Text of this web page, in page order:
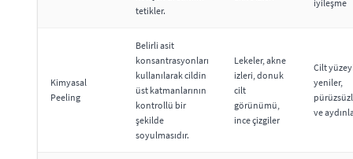
tetikler.
iyileşme
Kimyasal
Peeling
Belirli asit
konsantrasyonları
kullanılarak cildin
üst katmanlarının
kontrollü bir
şekilde
soyulmasıdır.
Lekeler, akne
izleri, donuk
cilt
görünümü,
ince çizgiler
Cilt
yeniler,
ve